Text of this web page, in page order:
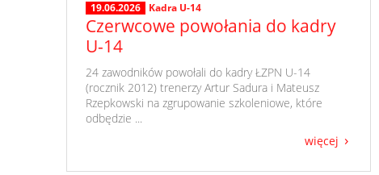
19.06.2026 Kadra U-14
Czerwcowe powołania do kadry
U-14
​ 24 zawodników powołali do kadry ŁZPN U-14
(rocznik 2012) trenerzy Artur Sadura i Mateusz
Rzepkowski na zgrupowanie szkoleniowe, które
odbędzie ...
więcej